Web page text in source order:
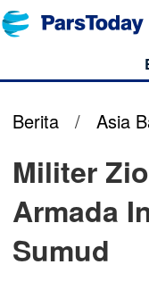
Berita / Asia
Militer
Armada
Sumud